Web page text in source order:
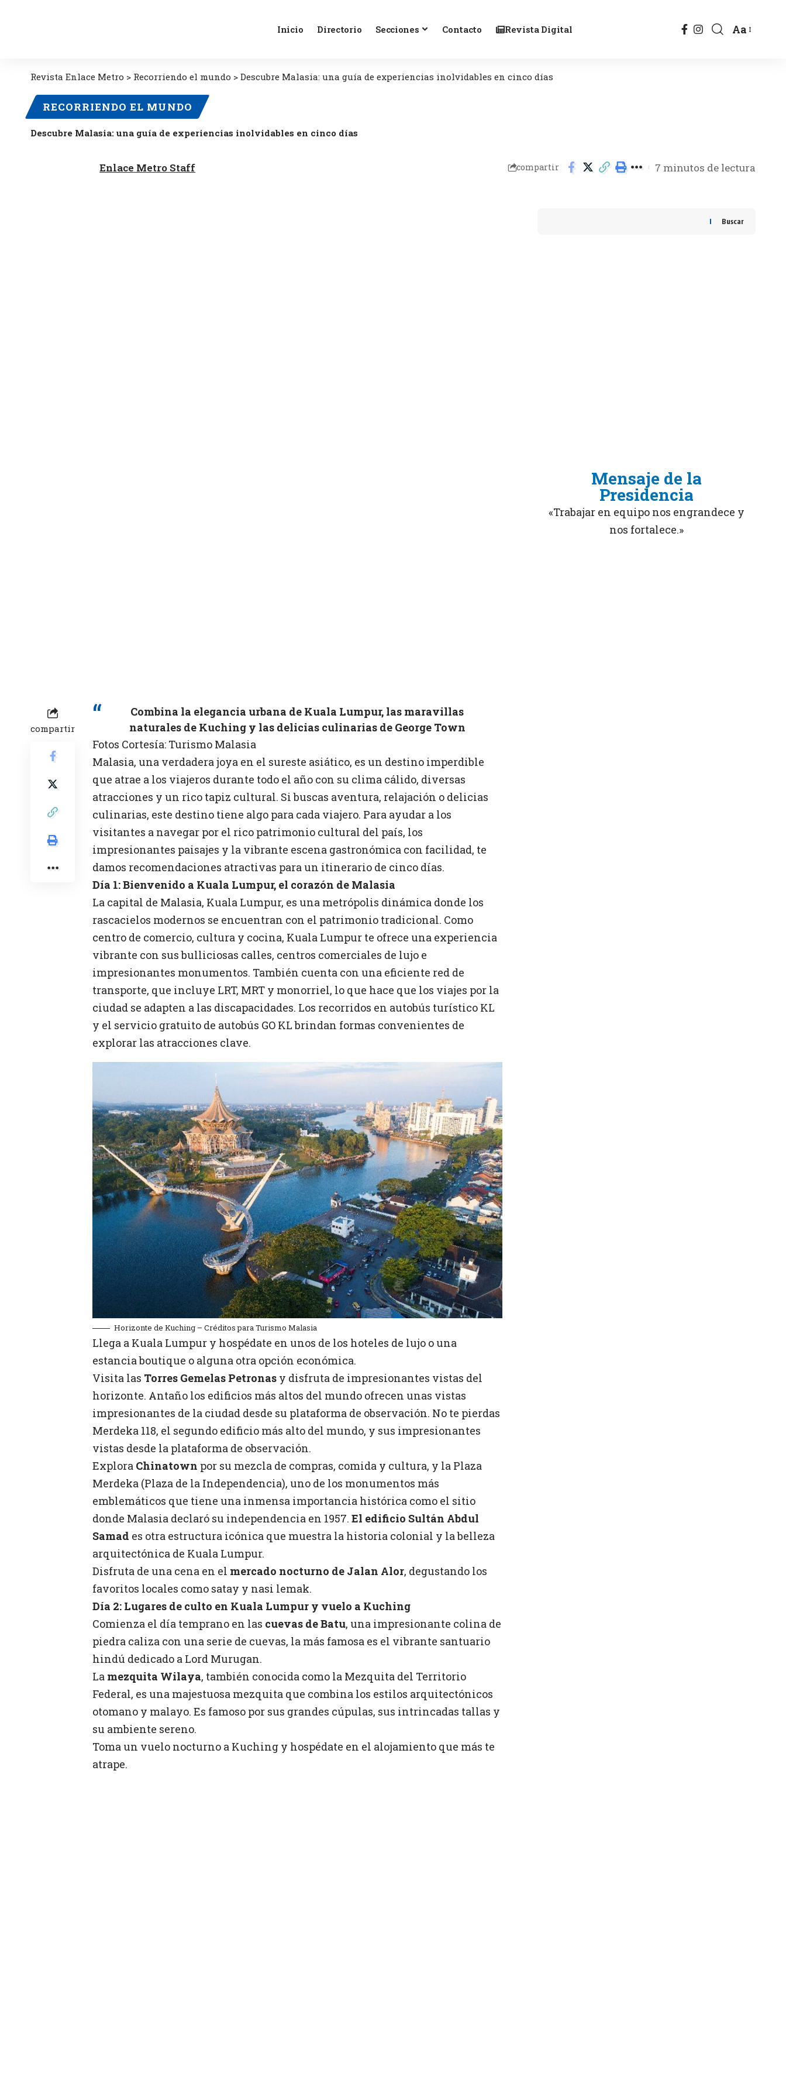
Inicio Directorio Secciones Contacto Revista Digital Aa
Revista Enlace Metro > Recorriendo el mundo > Descubre Malasia: una guía de experiencias inolvidables en cinco días
RECORRIENDO EL MUNDO
Descubre Malasia: una guía de experiencias inolvidables en cinco días
Enlace Metro Staff compartir 7 minutos de lectura
compartir
Combina la elegancia urbana de Kuala Lumpur, las maravillas
naturales de Kuching y las delicias culinarias de George Town
Fotos Cortesía: Turismo Malasia
Malasia, una verdadera joya en el sureste asiático, es un destino imperdible
que atrae a los viajeros durante todo el año con su clima cálido, diversas
atracciones y un rico tapiz cultural. Si buscas aventura, relajación o delicias
culinarias, este destino tiene algo para cada viajero. Para ayudar a los
visitantes a navegar por el rico patrimonio cultural del país, los
impresionantes paisajes y la vibrante escena gastronómica con facilidad, te
damos recomendaciones atractivas para un itinerario de cinco días.
Día 1: Bienvenido a Kuala Lumpur, el corazón de Malasia
La capital de Malasia, Kuala Lumpur, es una metrópolis dinámica donde los
rascacielos modernos se encuentran con el patrimonio tradicional. Como
centro de comercio, cultura y cocina, Kuala Lumpur te ofrece una experiencia
vibrante con sus bulliciosas calles, centros comerciales de lujo e
impresionantes monumentos. También cuenta con una eficiente red de
transporte, que incluye LRT, MRT y monorriel, lo que hace que los viajes por la
ciudad se adapten a las discapacidades. Los recorridos en autobús turístico KL
y el servicio gratuito de autobús GO KL brindan formas convenientes de
explorar las atracciones clave.
Horizonte de Kuching – Créditos para Turismo Malasia
Llega a Kuala Lumpur y hospédate en unos de los hoteles de lujo o una
estancia boutique o alguna otra opción económica.
Visita las Torres Gemelas Petronas y disfruta de impresionantes vistas del
horizonte. Antaño los edificios más altos del mundo ofrecen unas vistas
impresionantes de la ciudad desde su plataforma de observación. No te pierdas
Merdeka 118, el segundo edificio más alto del mundo, y sus impresionantes
vistas desde la plataforma de observación.
Explora Chinatown por su mezcla de compras, comida y cultura, y la Plaza
Merdeka (Plaza de la Independencia), uno de los monumentos más
emblemáticos que tiene una inmensa importancia histórica como el sitio
donde Malasia declaró su independencia en 1957. El edificio Sultán Abdul
Samad es otra estructura icónica que muestra la historia colonial y la belleza
arquitectónica de Kuala Lumpur.
Disfruta de una cena en el mercado nocturno de Jalan Alor, degustando los
favoritos locales como satay y nasi lemak.
Día 2: Lugares de culto en Kuala Lumpur y vuelo a Kuching
Comienza el día temprano en las cuevas de Batu, una impresionante colina de
piedra caliza con una serie de cuevas, la más famosa es el vibrante santuario
hindú dedicado a Lord Murugan.
La mezquita Wilaya, también conocida como la Mezquita del Territorio
Federal, es una majestuosa mezquita que combina los estilos arquitectónicos
otomano y malayo. Es famoso por sus grandes cúpulas, sus intrincadas tallas y
su ambiente sereno.
Toma un vuelo nocturno a Kuching y hospédate en el alojamiento que más te
atrape.
Buscar
Mensaje de la
Presidencia
«Trabajar en equipo nos engrandece y
nos fortalece.»